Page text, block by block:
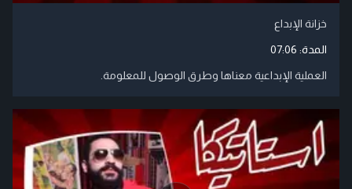
خزانة الإبداع
المدة: 07:06
العملية الإبداعية معناها وطرق الوصول للمعلومة.